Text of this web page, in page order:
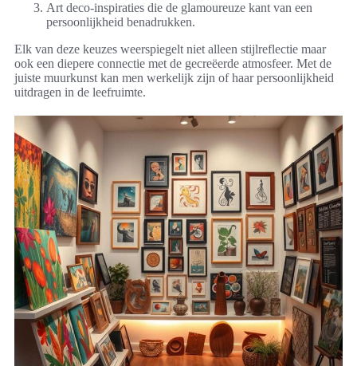
Art deco-inspiraties die de glamoureuze kant van een
persoonlijkheid benadrukken.
Elk van deze keuzes weerspiegelt niet alleen stijlreflectie maar
ook een diepere connectie met de gecreëerde atmosfeer. Met de
juiste muurkunst kan men werkelijk zijn of haar persoonlijkheid
uitdragen in de leefruimte.